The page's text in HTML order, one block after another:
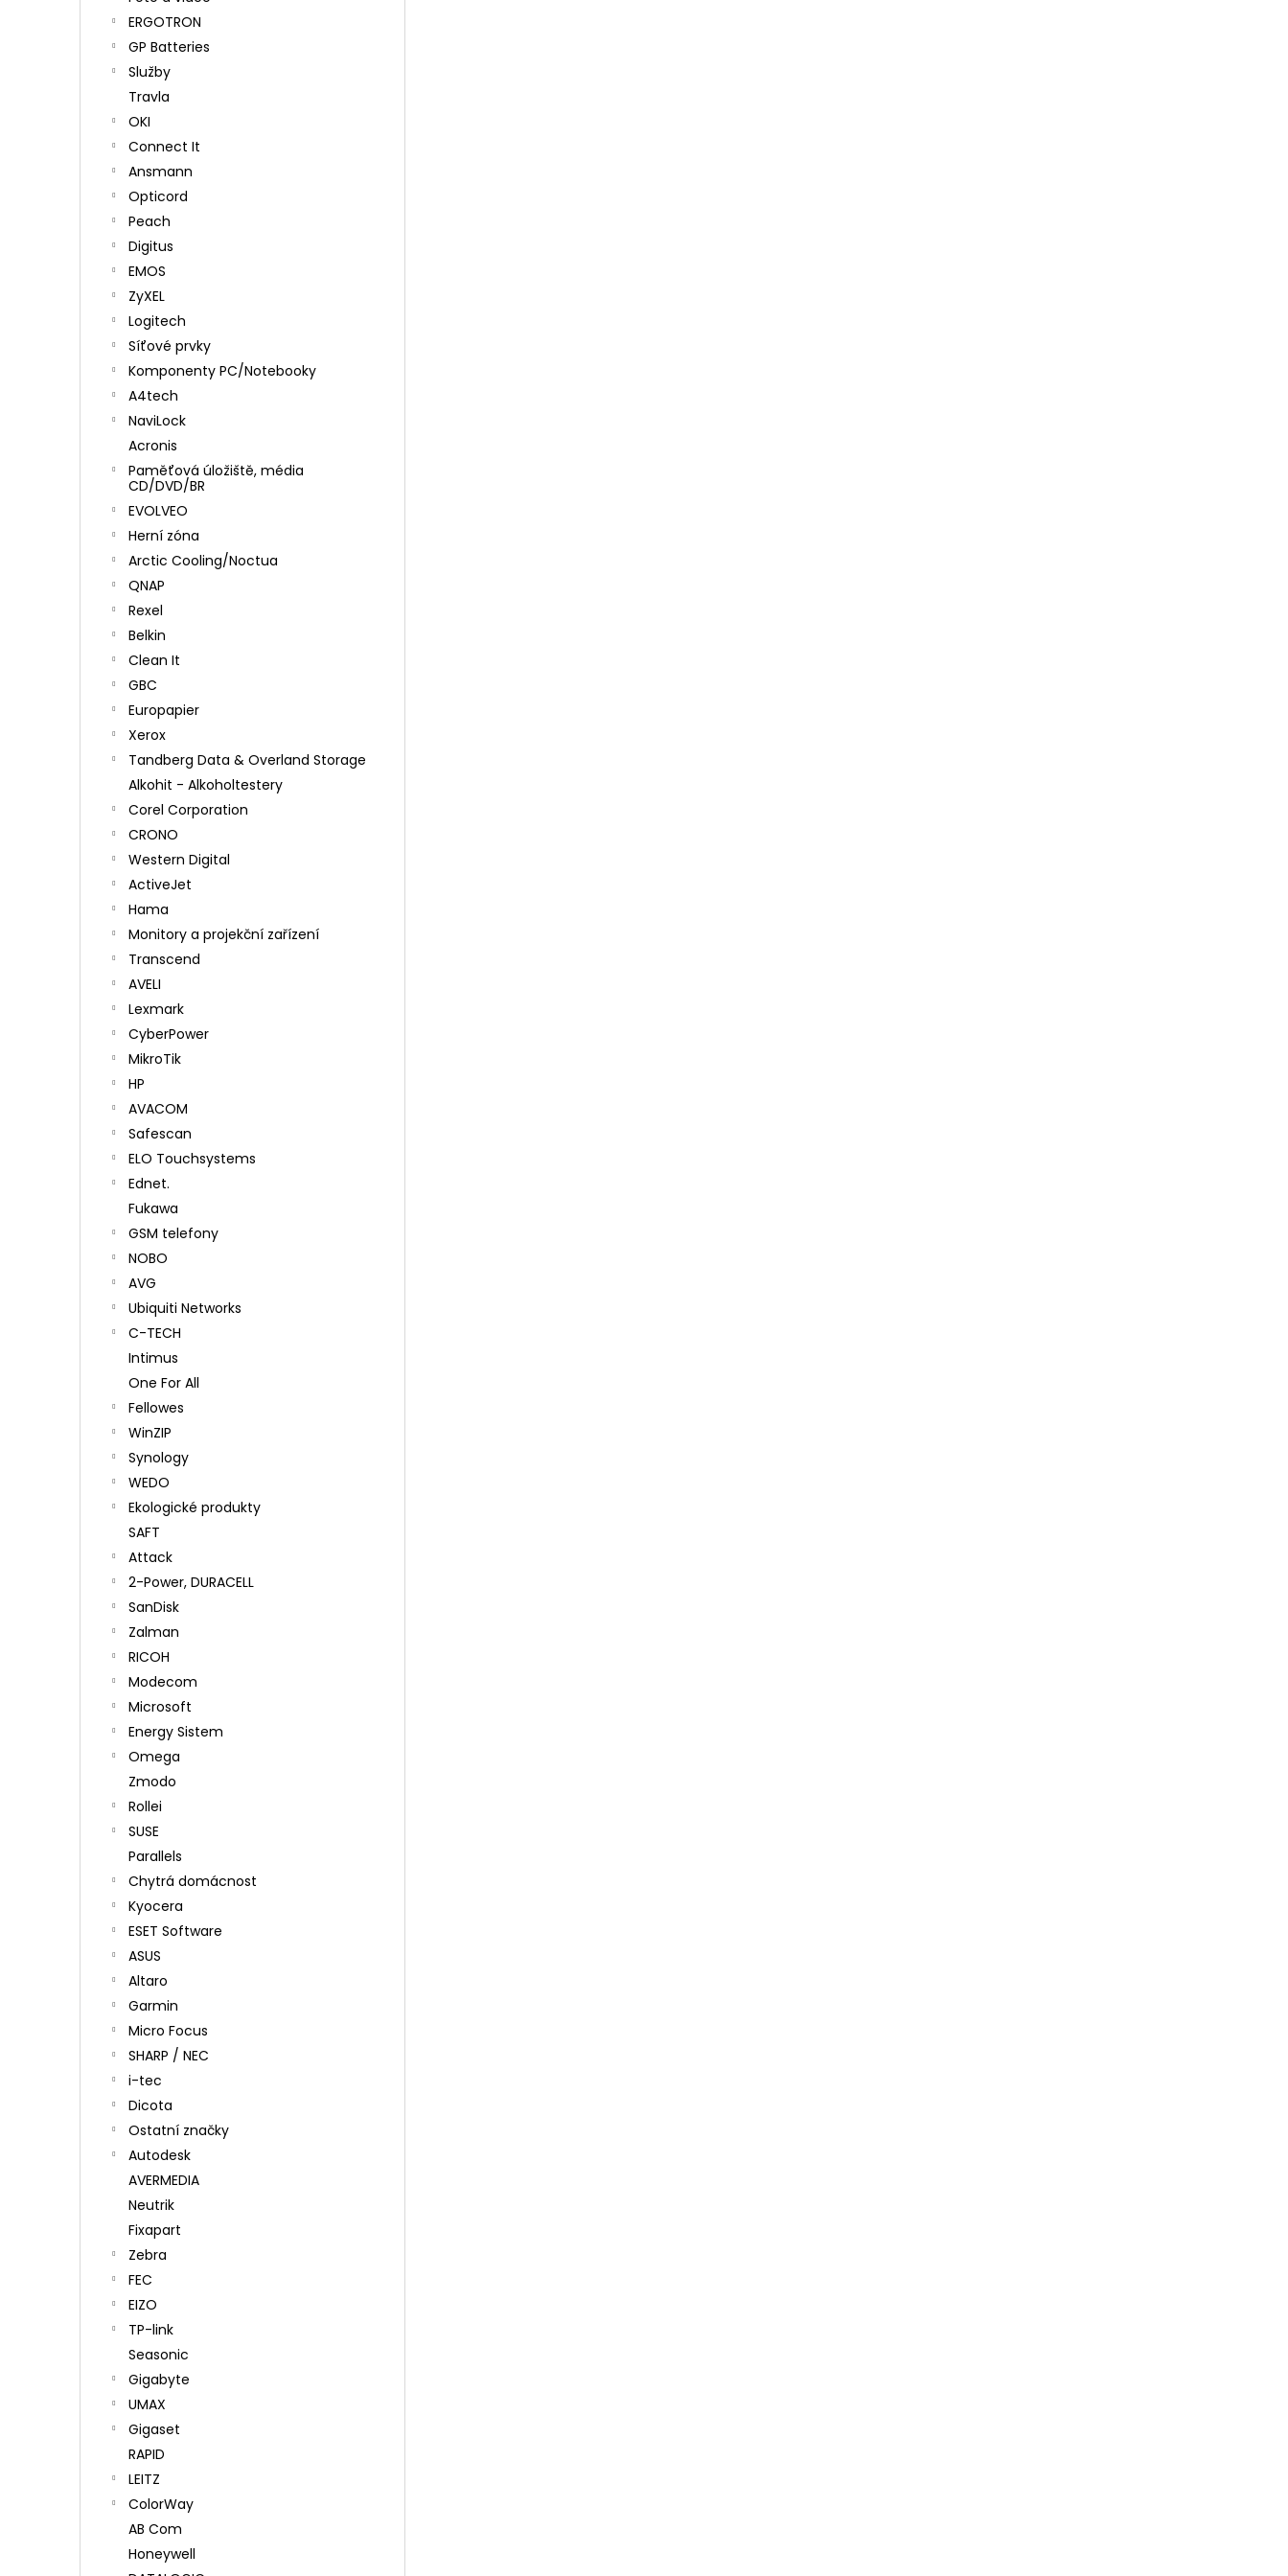
ERGOTRON
GP Batteries
Služby
Travla
OKI
Connect It
Ansmann
Opticord
Peach
Digitus
EMOS
ZyXEL
Logitech
Síťové prvky
Komponenty PC/Notebooky
A4tech
NaviLock
Acronis
Paměťová úložiště, média
CD/DVD/BR
EVOLVEO
Herní zóna
Arctic Cooling/Noctua
QNAP
Rexel
Belkin
Clean It
GBC
Europapier
Xerox
Tandberg Data & Overland Storage
Alkohit - Alkoholtestery
Corel Corporation
CRONO
Western Digital
ActiveJet
Hama
Monitory a projekční zařízení
Transcend
AVELI
Lexmark
CyberPower
MikroTik
HP
AVACOM
Safescan
ELO Touchsystems
Ednet.
Fukawa
GSM telefony
NOBO
AVG
Ubiquiti Networks
C-TECH
Intimus
One For All
Fellowes
WinZIP
Synology
WEDO
Ekologické produkty
SAFT
Attack
2-Power, DURACELL
SanDisk
Zalman
RICOH
Modecom
Microsoft
Energy Sistem
Omega
Zmodo
Rollei
SUSE
Parallels
Chytrá domácnost
Kyocera
ESET Software
ASUS
Altaro
Garmin
Micro Focus
SHARP / NEC
i-tec
Dicota
Ostatní značky
Autodesk
AVERMEDIA
Neutrik
Fixapart
Zebra
FEC
EIZO
TP-link
Seasonic
Gigabyte
UMAX
Gigaset
RAPID
LEITZ
ColorWay
AB Com
Honeywell